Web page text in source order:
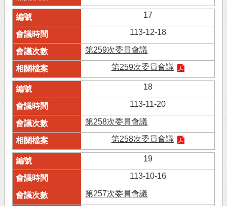
17
113-12-18
第259次委員會議
第259次委員會議
18
113-11-20
第258次委員會議
第258次委員會議
19
113-10-16
第257次委員會議